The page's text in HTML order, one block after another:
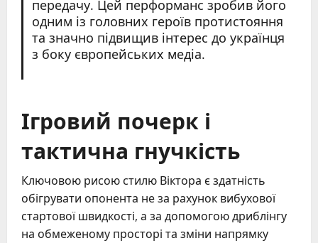
передачу. Цей перформанс зробив його
одним із головних героїв протистояння
та значно підвищив інтерес до українця
з боку європейських медіа.
Ігровий почерк і
тактична гнучкість
Ключовою рисою стилю Віктора є здатність
обігрувати опонента не за рахунок вибухової
стартової швидкості, а за допомогою дриблінгу
на обмеженому просторі та зміни напрямку